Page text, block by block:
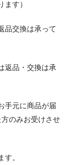
す）
品交換は承って
返品・交換は承
手元に商品が届
のみお受けさせ
す。